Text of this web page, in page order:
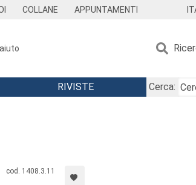
COLLANE APPUNTAMENTI
aiuto
RIVISTE
Cerca:
cod. 1408.3.11